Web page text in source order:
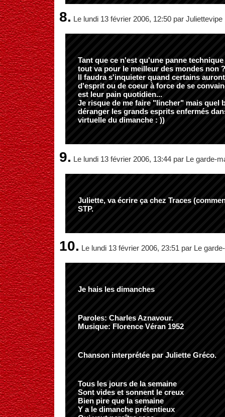
8. Le lundi 13 février 2006, 12:50 par Juliettevipe
Tant que ce n'est qu'une panne
tout va pour le meilleur des mondes non
Il faudra s'inquieter quand certains
d'esprit ou de coeur à force de se
est leur pain quotidien...
Je risque de me faire "lincher" mais quel
déranger les grands esprits enfermés
virtuelle du dimanche : ))
9. Le lundi 13 février 2006, 13:44 par Le garde-
Juliette, va écrire ça chez Traces
STP.
10. Le lundi 13 février 2006, 23:51 par Le
Je hais les dimanches
Paroles: Charles Aznavour.
Musique: Florence Véran 1952
Chanson interprétée par Juliette Gréco.
Tous les jours de la semaine
Sont vides et sonnent le creux
Bien pire que la semaine
Y a le dimanche prétentieux